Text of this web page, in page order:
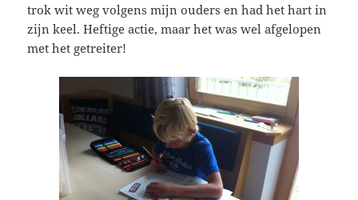
trok wit weg volgens mijn ouders en had het hart in
zijn keel. Heftige actie, maar het was wel afgelopen
met het getreiter!